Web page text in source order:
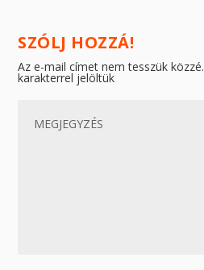
SZÓLJ HOZZÁ!
Az e-mail címet nem tesszük közzé.
karakterrel jelöltük